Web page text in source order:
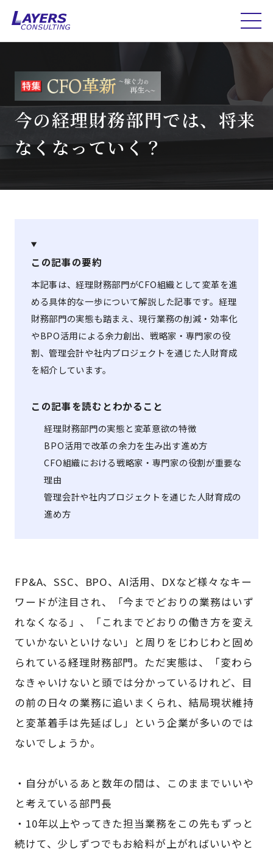
今の経理財務部門では、将来
なくなっていく？
この記事の要約
本記事は、経理財務部門がCFO組織として変革を進
める具体的な一歩について解説した記事です。経理
財務部門の実態も踏まえ、現行業務の削減・効率化
やBPO活用による余力創出、戦略家・専門家の役
割、管理会計や社内プロジェクトを通じた人財育成
を紹介しています。
この記事を読むとわかること
経理財務部門の実態と変革意欲の特徴
BPO活用で改革の余力を生み出す進め方
CFO組織における戦略家・専門家の役割が重要な
理由
管理会計や社内プロジェクトを通じた人財育成の
進め方
FP&A、SSC、BPO、AI活用、DXなど様々なキー
ワードが注目され、「今までどおりの業務はいず
れなくなる」、「これまでどおりの働き方を変え
ていかないといけない」と周りをじわじわと固め
られている経理財務部門。ただ実態は、「変わら
なきゃいけないと頭では分かっているけれど、目
の前の日々の業務に追いまくられ、結局現状維持
と変革着手は先延ばし」という企業が多いのでは
ないでしょうか。
・自分がいるあと数年の間は、このままでいいや
と考えている部門長
・10年以上やってきた担当業務をこの先もずっと
続けて、少しずつでもお給料が上がればいいやと